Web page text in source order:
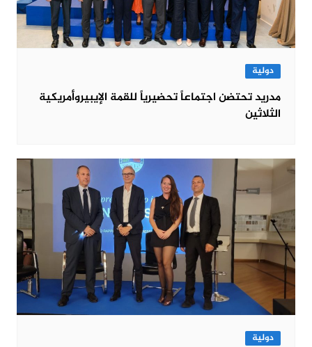
دولية
مدريد تحتضن اجتماعاً تحضيرياً للقمة الإيبيروأمريكية
الثلاثين
دولية